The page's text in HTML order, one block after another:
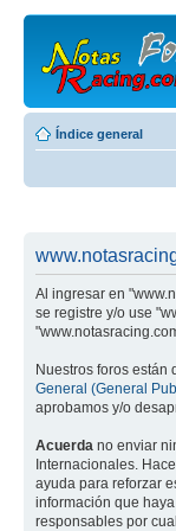
Índice general
Al ingresar en
se registre y/o use
Nuestros foros están
General (General
aprobamos y/o
Acuerda no enviar
Internacionales.
ayuda para reforzar
información que
responsables por